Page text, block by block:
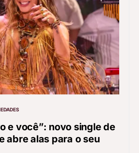
e você”: novo single de
abre alas para o seu